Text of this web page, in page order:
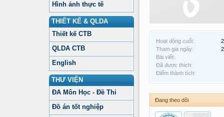
Hình ảnh thực tế
THIẾT KẾ & QLDA
Thiết kế CTB
QLDA CTB
English
THƯ VIỆN
ĐA Môn Học - Đề Thi
Đồ án tốt nghiệp
Hoạt động cuối:
Tham gia ngày:
Bài viết:
Đã được thích:
Điểm thành tích:
Đang theo dõi